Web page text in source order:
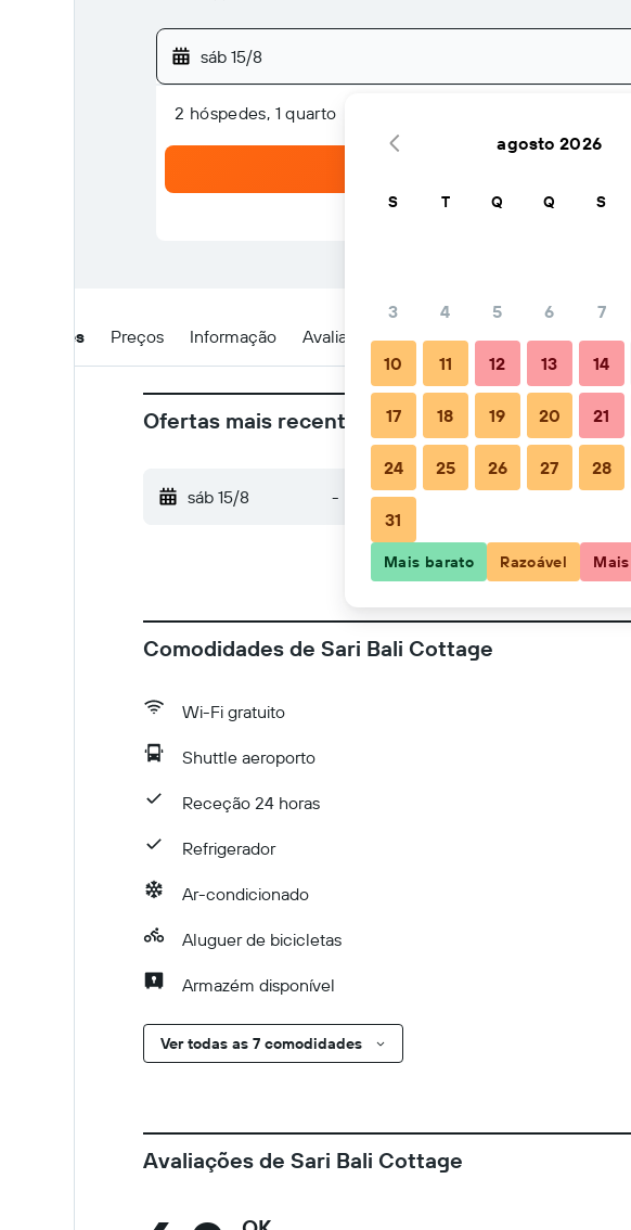
sáb 15/8
2 hóspedes, 1 quarto
Detalhes Preços Informação Avaliações Localização Dicas e
Ofertas mais recentes no Sari Bali Cottage
sáb 15/8 - dom 16/8 2
Comodidades de Sari Bali Cottage
Wi-Fi gratuito
Shuttle aeroporto
Receção 24 horas
Refrigerador
Ar-condicionado
Aluguer de bicicletas
Armazém disponível
Ver todas as 7 comodidades
Avaliações de Sari Bali Cottage
agosto 2026
S T Q Q S
3 4 5 6 7
10 11 12 13 14
17 18 19 20 21
24 25 26 27 28
31
Mais barato Razoável